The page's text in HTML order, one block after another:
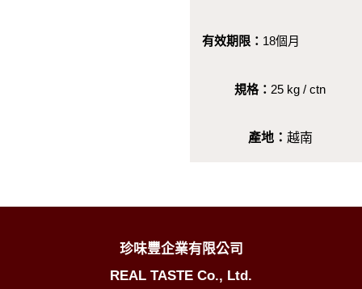
有效期限： 18個月
規格： 25 kg / ctn
產地： 越南
珍味豐企業有限公司
REAL TASTE Co., Ltd.